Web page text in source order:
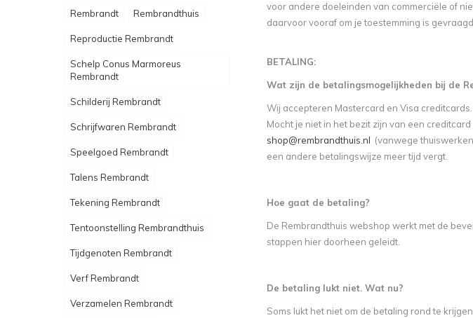
Rembrandt Rembrandthuis
Reproductie Rembrandt
Schelp Conus Marmoreus
Rembrandt
Schilderij Rembrandt
Schrijfwaren Rembrandt
Speelgoed Rembrandt
Talens Rembrandt
Tekening Rembrandt
Tentoonstelling Rembrandthuis
Tijdgenoten Rembrandt
Verf Rembrandt
Verzamelen Rembrandt
voor andere doeleinden van commerciële of
daarvoor vooraf om je toestemming is
BETALING:
Wat zijn de betalingsmogelijkheden bij de
Wij accepteren Mastercard en Visa
Mocht je niet in het bezit zijn van een
shop@rembrandthuis.nl (vanwege
een andere betalingswijze meer tijd vergt.
Hoe gaat de betaling?
De Rembrandthuis webshop werkt met de
stappen hier doorheen geleidt.
De betaling lukt niet. Wat nu?
Soms lukt het niet om de betaling rond te